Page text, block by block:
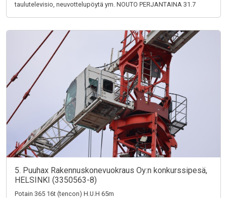
taulutelevisio, neuvottelupöytä ym. NOUTO PERJANTAINA 31.7
5. Puuhax Rakennuskonevuokraus Oy:n konkurssipesä,
HELSINKI (3350563-8)
Potain 365 16t (tencon) H.U.H 65m